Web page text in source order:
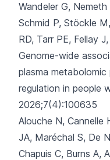
Wandeler G,
Schmid P, Stöckle
RD, Tarr PE, Fellay
Genome-wide
plasma
regulation in people
2026;7(4):100635
Alouche N, Cannelle
JA, Maréchal S, De
Chapuis C, Burns A,